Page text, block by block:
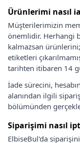
Ürünlerimi nasıl
Müşterilerimizin
önemlidir. Herhangi
kalmazsan
etiketleri
tarihten itibaren 14
İade sürecini,
alanından ilgili
bölümünden
Siparişimi nasıl
ElbiseBul'da